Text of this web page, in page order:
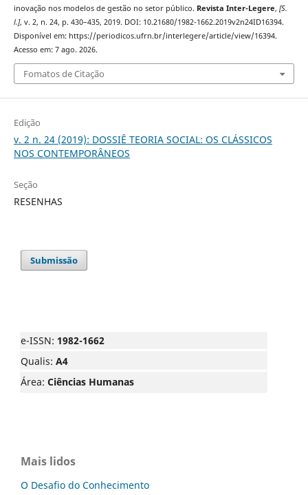
inovação nos modelos de gestão no setor público. Revista Inter-Legere, [S.
l.], v. 2, n. 24, p. 430–435, 2019. DOI: 10.21680/1982-1662.2019v2n24ID16394.
Disponível em: https://periodicos.ufrn.br/interlegere/article/view/16394.
Acesso em: 7 ago. 2026.
Fomatos de Citação
Edição
v. 2 n. 24 (2019): DOSSIÊ TEORIA SOCIAL: OS CLÁSSICOS
NOS CONTEMPORÂNEOS
Seção
RESENHAS
Submissão
e-ISSN: 1982-1662
Qualis: A4
Área: Ciências Humanas
Mais lidos
O Desafio do Conhecimento